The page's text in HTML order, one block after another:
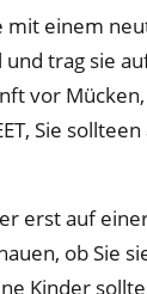
mit einem
trag sie
vor
Sie
erst auf
ob Sie
Kinder